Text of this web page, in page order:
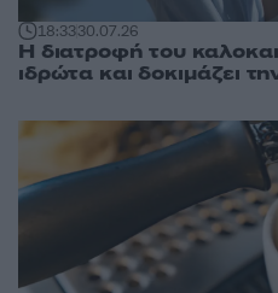
18:3330.07.26
Η διατροφή του
ιδρώτα και δοκιμάζει